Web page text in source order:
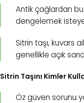
Antik çağlardan bu
dengelemek
Sitrin taşı, kuvars
genellikle açık
Sitrin Taşını Kimler
Öz güven sorunu